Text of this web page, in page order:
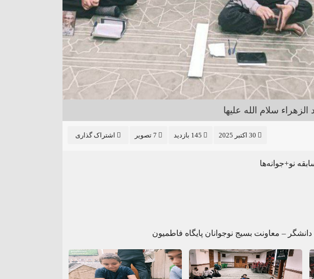
سلام الله علیها
اشتراک گذاری
نو+جوانه‌ها
– معاونت بسیج نوجوانان پایگاه فاطمیون
3 تصویر
زنگ تفریح ۴ آبان
2 تصویر
زنگ تفریح ۲۷ مهر